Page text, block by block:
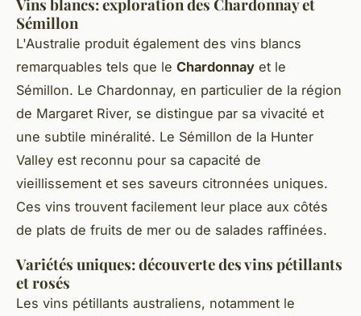
Vins blancs: exploration des Chardonnay et
Sémillon
L'Australie produit également des vins blancs
remarquables tels que le Chardonnay et le
Sémillon. Le Chardonnay, en particulier de la région
de Margaret River, se distingue par sa vivacité et
une subtile minéralité. Le Sémillon de la Hunter
Valley est reconnu pour sa capacité de
vieillissement et ses saveurs citronnées uniques.
Ces vins trouvent facilement leur place aux côtés
de plats de fruits de mer ou de salades raffinées.
Variétés uniques: découverte des vins pétillants
et rosés
Les vins pétillants australiens, notamment le